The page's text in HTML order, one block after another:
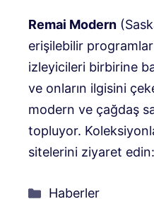
Remai Modern
erişilebilir programlar
izleyicileri birbirine
ve onların ilgisini
modern ve çağdaş
topluyor.
sitelerini ziyaret
Kategoriler
Haberler